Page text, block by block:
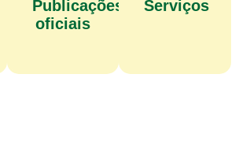
Publicações
oficiais
Serviços